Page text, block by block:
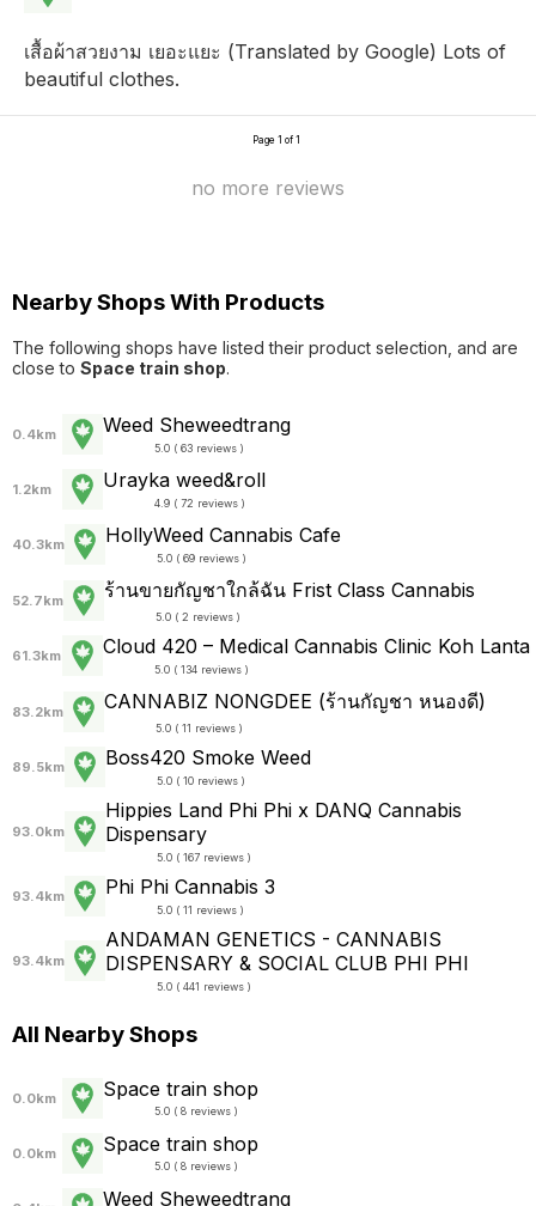
เสื้อผ้าสวยงาม เยอะแยะ (Translated by Google) Lots of
beautiful clothes.
Page 1 of 1
no more reviews
Nearby Shops With Products
The following shops have listed their product selection, and are
close to Space train shop.
0.4km Weed Sheweedtrang
5.0 ( 63 reviews )
1.2km Urayka weed&roll
4.9 ( 72 reviews )
40.3km HollyWeed Cannabis Cafe
5.0 ( 69 reviews )
52.7km ร้านขายกัญชาใกล้ฉัน Frist Class Cannabis
5.0 ( 2 reviews )
61.3km Cloud 420 – Medical Cannabis Clinic Koh Lanta
5.0 ( 134 reviews )
83.2km CANNABIZ NONGDEE (ร้านกัญชา หนองดี)
5.0 ( 11 reviews )
89.5km Boss420 Smoke Weed
5.0 ( 10 reviews )
93.0km
Hippies Land Phi Phi x DANQ Cannabis
Dispensary
5.0 ( 167 reviews )
93.4km Phi Phi Cannabis 3
5.0 ( 11 reviews )
93.4km
ANDAMAN GENETICS - CANNABIS
DISPENSARY & SOCIAL CLUB PHI PHI
5.0 ( 441 reviews )
All Nearby Shops
0.0km Space train shop
5.0 ( 8 reviews )
0.0km Space train shop
5.0 ( 8 reviews )
Weed Sheweedtrang